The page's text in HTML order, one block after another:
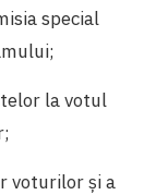
special
la votul
voturilor și a